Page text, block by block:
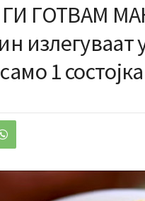
ГОТВАМ
1 состојка